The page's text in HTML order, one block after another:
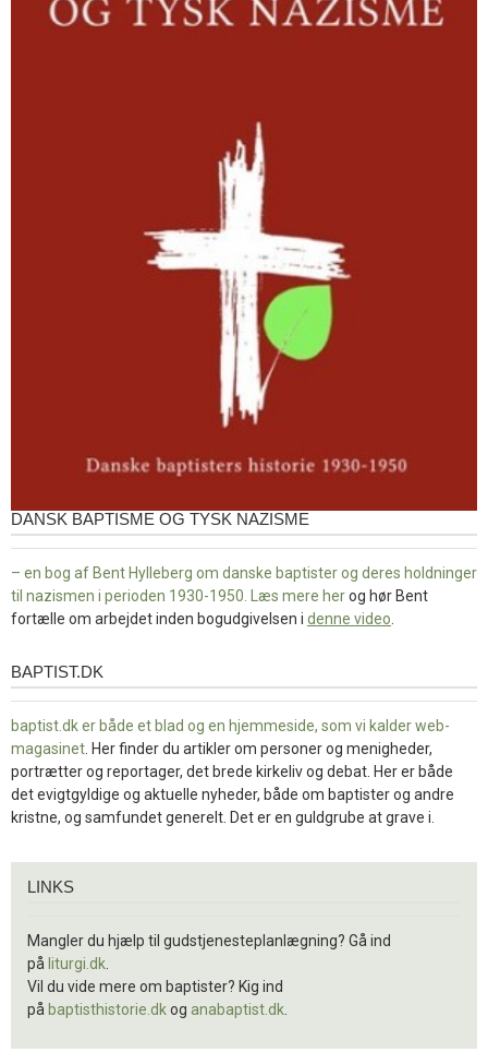
DANSK BAPTISME OG TYSK NAZISME
– en bog af Bent Hylleberg om danske baptister og deres holdninger
til nazismen i perioden 1930-1950. Læs mere herog hør Bent
fortælle om arbejdet inden bogudgivelsen i denne video
baptist.dk
BAPTIST.DK
baptist.dk er både et blad og en hjemmeside, som vi kalder web-
magasinet . Her finder du artikler om personer og menigheder,
portrætter og reportager, det brede kirkeliv og debat. Her er både
det evigtgyldige og aktuelle nyheder, både om baptister og andre
kristne, og samfundet generelt. Det er en guldgrube at grave i.
LINKS
Mangler du hjælp til gudstjenesteplanlægning? Gå ind
på liturgi.dk
Vil du vide mere om baptister? Kig ind
på baptisthistorie.dkog anabaptist.dk